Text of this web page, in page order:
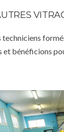
techniciens
bénéficions